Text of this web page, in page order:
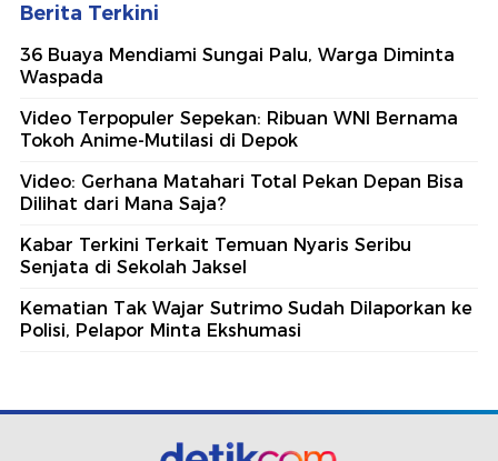
Berita Terkini
36 Buaya Mendiami Sungai Palu, Warga Diminta
Waspada
Video Terpopuler Sepekan: Ribuan WNI Bernama
Tokoh Anime-Mutilasi di Depok
Video: Gerhana Matahari Total Pekan Depan Bisa
Dilihat dari Mana Saja?
Kabar Terkini Terkait Temuan Nyaris Seribu
Senjata di Sekolah Jaksel
Kematian Tak Wajar Sutrimo Sudah Dilaporkan ke
Polisi, Pelapor Minta Ekshumasi